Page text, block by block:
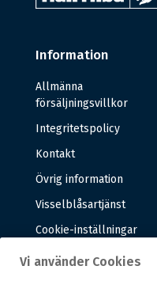
Information
Allmänna
försäljningsvillkor
Integritetspolicy
Kontakt
Övrig information
Visselblåsartjänst
Cookie-inställningar
Vi använder Cookies